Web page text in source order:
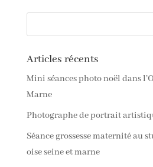
Articles récents
Mini séances photo noël dans
Marne
Photographe de portrait
Séance grossesse maternité au
oise seine et marne